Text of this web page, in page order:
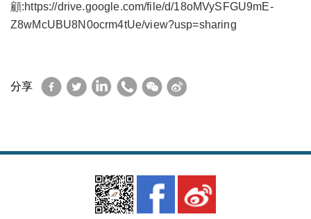
顧:https://drive.google.com/file/d/18oMVySFGU9mE-
Z8wMcUBU8N0ocrm4tUe/view?usp=sharing
分享 Facebook
TwitterLinkedInWhatsApp
WeChat